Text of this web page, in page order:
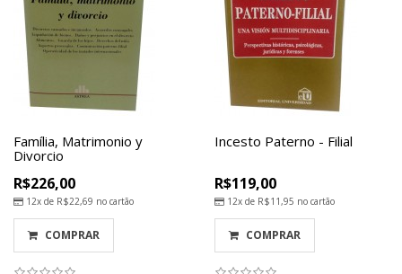
Família, Matrimonio y
Divorcio
R$226,00
12x de R$22,69 no cartão
COMPRAR
Incesto Paterno - Filial
R$119,00
12x de R$11,95 no cartão
COMPRAR